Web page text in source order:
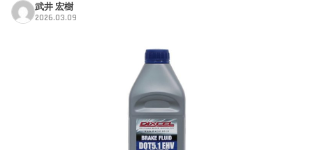
武井 宏樹
2026.03.09